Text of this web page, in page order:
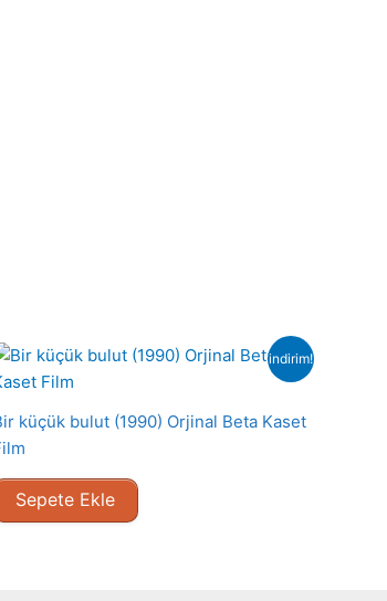
indirim!
küçük bulut (1990) Orjinal Beta Kaset
Sepete Ekle